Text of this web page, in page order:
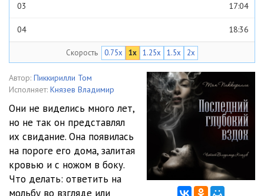
03 17:04
04 18:36
06
Скорость 0.75x 1x 1.25x 1.5x 2x
Автор: Пиккирилли Том
Исполняет: Князев Владимир
Они не виделись много лет,
но не так он представлял
их свидание. Она появилась
на пороге его дома, залитая
кровью и с ножом в боку.
Что делать: ответить на
мольбу во взгляде или